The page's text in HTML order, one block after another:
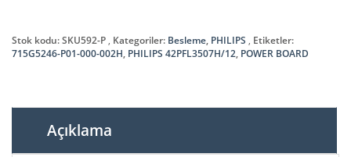
Stok kodu:SKU592-P Kategoriler: Besleme, PHILIPS
Etiketler:
715G5246-P01-000-002H, PHILIPS 42PFL3507H/12, POWER BOARD
Açıklama